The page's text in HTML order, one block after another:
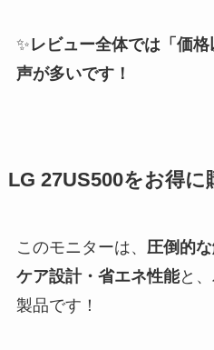
✨レビュー全体では「価
声が多いです！
LG 27US500をお得に
このモニターは、 圧倒的
ケア設計・省エネ性能と
製品です！